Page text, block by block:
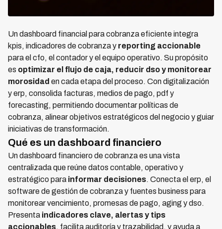
Un dashboard financial para cobranza eficiente integra
kpis, indicadores de cobranza y reporting accionable
para el cfo, el contador y el equipo operativo. Su propósito
es optimizar el flujo de caja, reducir dso y monitorear
morosidad en cada etapa del proceso. Con digitalización
y erp, consolida facturas, medios de pago, pdf y
forecasting, permitiendo documentar políticas de
cobranza, alinear objetivos estratégicos del negocio y guiar
iniciativas de transformación.
Qué es un dashboard financiero
Un dashboard financiero de cobranza es una vista
centralizada que reúne datos contable, operativo y
estratégico para informar decisiones. Conecta el erp, el
software de gestión de cobranza y fuentes business para
monitorear vencimiento, promesas de pago, aging y dso.
Presenta indicadores clave, alertas y tips
accionables, facilita auditoría y trazabilidad, y ayuda a